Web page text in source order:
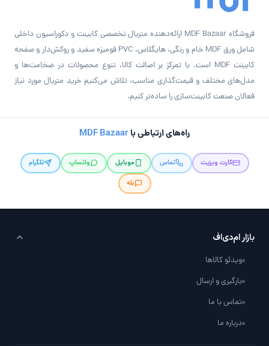
فروشگاه MDF Bazaar ارائه‌دهنده متریال تخصصی کابینت و دکوراسیون داخلی
شامل ورق MDF خام و رنگی، هایگلاس، PVC فومیزه سفید و روکش‌دار و صفحه
کابینت MDF است. با تمرکز بر اصالت کالا، تنوع محصولات در ضخامت‌ها و
مدل‌های مختلف و قیمت‌گذاری مناسب، تلاش می‌کنیم خرید متریال مورد نیاز
فعالان صنعت کابینت‌سازی را ساده‌تر کنیم.
راه‌های ارتباطی باMDF Bazaar
کارت ویزیت تماس موبایل واتساپ
تلگرام
بله
بازار ام‌دی‌اف
ویدئو کالاها
بارگیری و ارسال
تماس با ما
درباره ما